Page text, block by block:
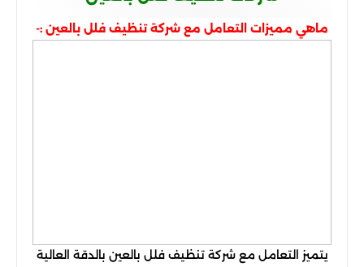
ماهي مميزات التعامل مع شركة تنظيف فلل بالعين :-
يتميز التعامل مع شركة تنظيف فلل بالعين بالدقة العالية